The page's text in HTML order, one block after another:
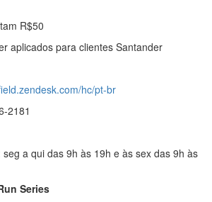
R$50
aplicados para clientes Santander
hc/pt-br
2181
a qui das 9h às 19h e às sex das 9h às
Series